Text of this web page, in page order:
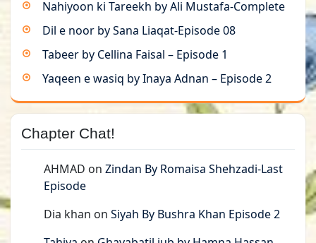
Nahiyoon ki Tareekh by Ali Mustafa-Complete
Dil e noor by Sana Liaqat-Episode 08
Tabeer by Cellina Faisal – Episode 1
Yaqeen e wasiq by Inaya Adnan – Episode 2
Chapter Chat!
AHMAD on Zindan By Romaisa Shehzadi-Last
Episode
Dia khan on Siyah By Bushra Khan Episode 2